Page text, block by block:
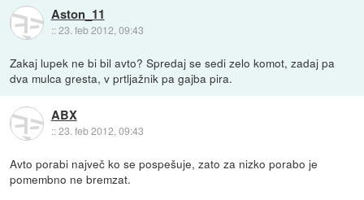
Aston_11
::23. feb 2012, 09:43
Zakaj lupek ne bi bil avto? Spredaj se sedi zelo komot, zadaj pa
dva mulca gresta, v prtljažnik pa gajba pira.
ABX
::23. feb 2012, 09:43
Avto porabi največ ko se pospešuje, zato za nizko porabo je
pomembno ne bremzat.